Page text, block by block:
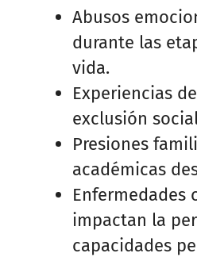
Abusos
durante las
vida.
Experiencias
exclusión
Presiones
académicas
Enfermedades
impactan la
capacidades